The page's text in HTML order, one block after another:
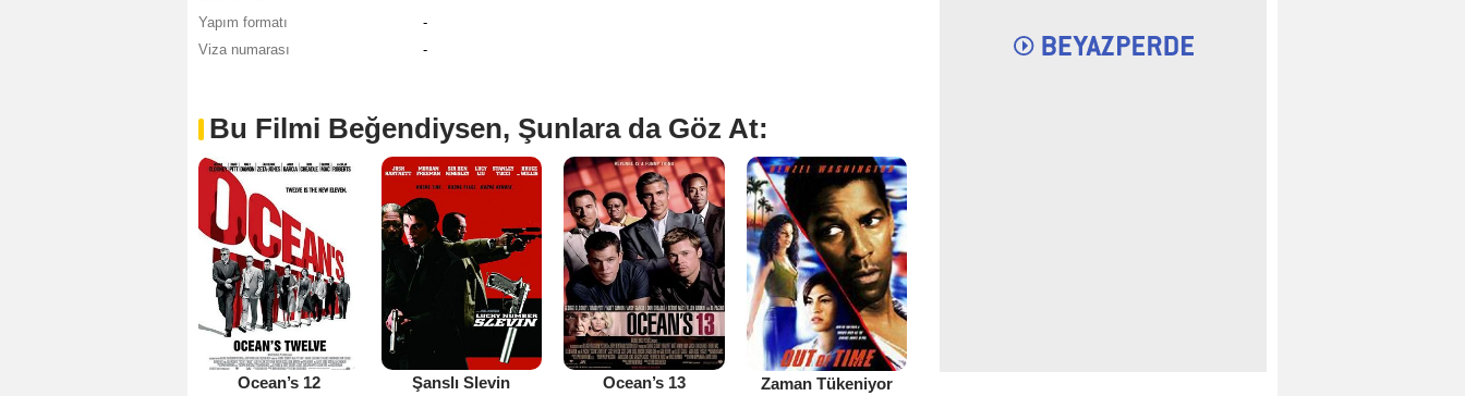
Yapım formatı
-
Viza numarası
-
Bu Filmi Beğendiysen, Şunlara da Göz At:
Ocean’s 12 Şanslı Slevin Ocean’s 13 Zaman Tükeniyor